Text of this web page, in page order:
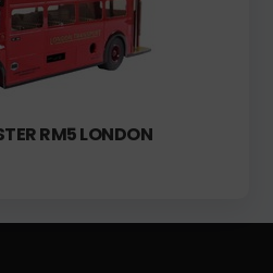
RM5 LONDON